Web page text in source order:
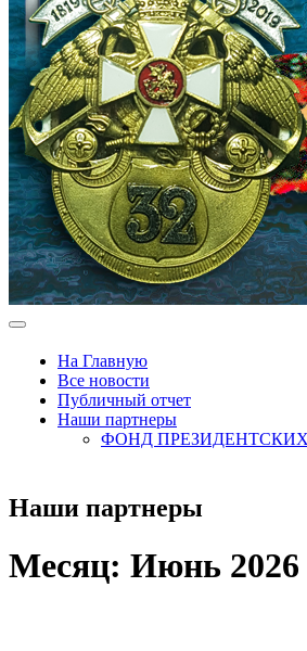
На Главную
Все новости
Публичный отчет
Наши партнеры
ФОНД
Наши партнеры
Месяц: Июнь 2026